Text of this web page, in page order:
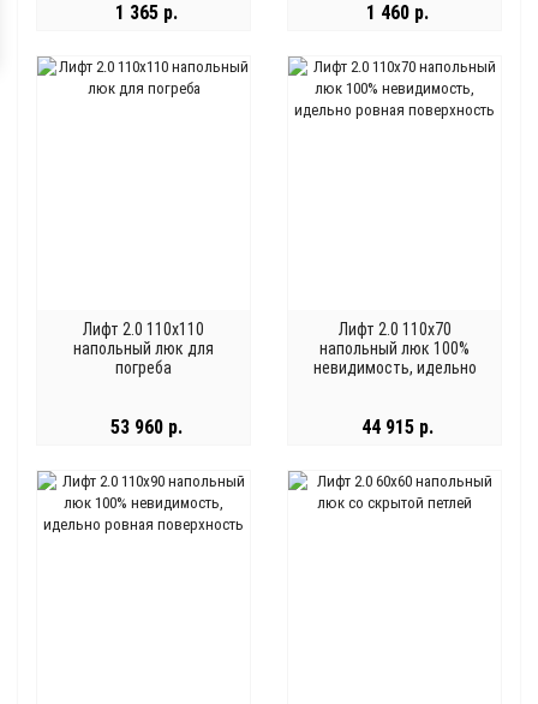
1 365 р. 1 460 р.
Лифт 2.0 110x110
напольный люк для
погреба
53 960 р.
Лифт 2.0 110x70
напольный люк 100%
невидимость, идельно
44 915 р.